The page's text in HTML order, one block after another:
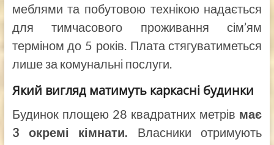
меблями та побутовою технікою надається
для тимчасового проживання сім’ям
терміном до 5 років. Плата стягуватиметься
лише за комунальні послуги.
Який вигляд матимуть каркасні будинки
Будинок площею 28 квадратних метрів має
3 окремі кімнати. Власники отримують